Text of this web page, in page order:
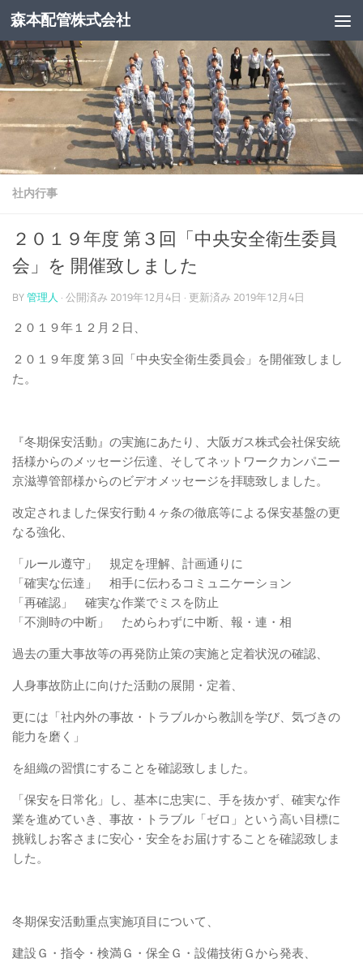
コンテンツへスキップ
森本配管株式会社
社内行事
２０１９年度 第３回「中央安全衛生委員
会」を 開催致しました
BY 管理人 · 公開済み 2019年12月4日 · 更新済み 2019年12月4日
２０１９年１２月２日、
２０１９年度 第３回「中央安全衛生委員会」を開催致しまし
た。
『冬期保安活動』の実施にあたり、大阪ガス株式会社保安統
括様からのメッセージ伝達、そしてネットワークカンパニー
京滋導管部様からのビデオメッセージを拝聴致しました。
改定されました保安行動４ヶ条の徹底等による保安基盤の更
なる強化、
「ルール遵守」 規定を理解、計画通りに
「確実な伝達」 相手に伝わるコミュニケーション
「再確認」 確実な作業でミスを防止
「不測時の中断」 ためらわずに中断、報・連・相
過去の重大事故等の再発防止策の実施と定着状況の確認、
人身事故防止に向けた活動の展開・定着、
更には「社内外の事故・トラブルから教訓を学び、気づきの
能力を磨く」
を組織の習慣にすることを確認致しました。
「保安を日常化」し、基本に忠実に、手を抜かず、確実な作
業を進めていき、事故・トラブル「ゼロ」という高い目標に
挑戦しお客さまに安心・安全をお届けすることを確認致しま
した。
冬期保安活動重点実施項目について、
建設Ｇ・指令・検満Ｇ・保全Ｇ・設備技術Ｇから発表、